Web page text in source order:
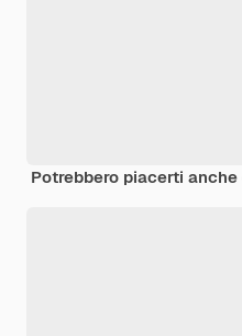
Potrebbero piacerti anche